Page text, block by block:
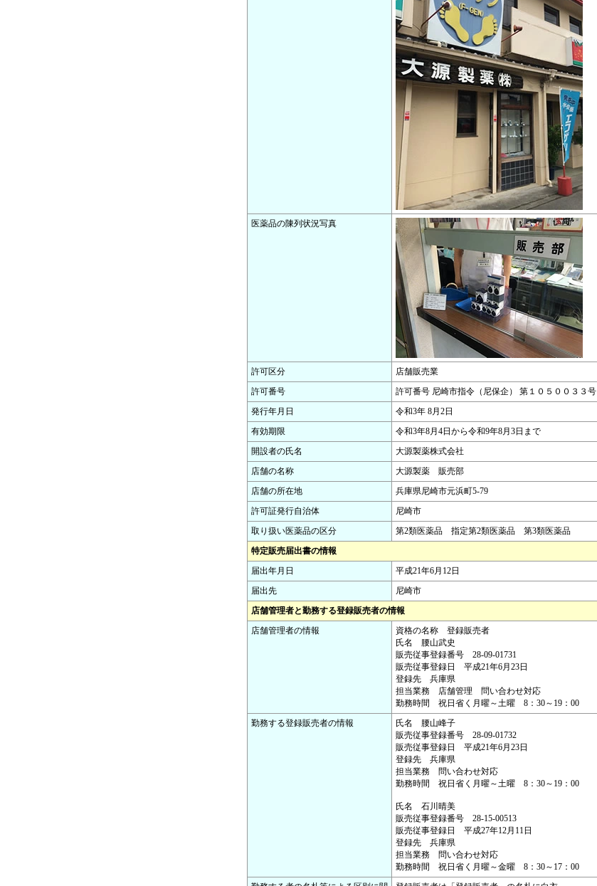
医薬品の陳列状況写真
許可区分
店舗販売業
許可番号
許可番号 尼崎市指令（尼保企） 第１０５００３３号
発行年月日
令和3年 8月2日
有効期限
令和3年8月4日から令和9年8月3日まで
開設者の氏名
大源製薬株式会社
店舗の名称
大源製薬 販売部
店舗の所在地
兵庫県尼崎市元浜町5-79
許可証発行自治体
尼崎市
取り扱い医薬品の区分
第2類医薬品 指定第2類医薬品 第3類医薬品
特定販売届出書の情報
届出年月日
平成21年6月12日
届出先
尼崎市
店舗管理者と勤務する登録販売者の情報
店舗管理者の情報
資格の名称 登録販売者
氏名 腰山武史
販売従事登録番号 28-09-01731
販売従事登録日 平成21年6月23日
登録先 兵庫県
担当業務 店舗管理 問い合わせ対応
勤務時間 祝日省く月曜～土曜 8：30～19：00
勤務する登録販売者の情報
氏名 腰山峰子
販売従事登録番号 28-09-01732
販売従事登録日 平成21年6月23日
登録先 兵庫県
担当業務 問い合わせ対応
勤務時間 祝日省く月曜～土曜 8：30～19：00
氏名 石川晴美
販売従事登録番号 28-15-00513
販売従事登録日 平成27年12月11日
登録先 兵庫県
担当業務 問い合わせ対応
勤務時間 祝日省く月曜～金曜 8：30～17：00